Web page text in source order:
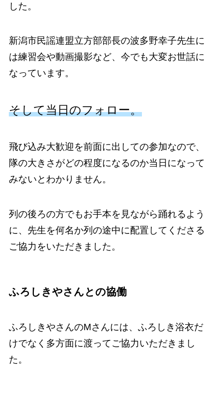
した。
新潟市民謡連盟立方部部長の波多野幸子先生に
は練習会や動画撮影など、今でも大変お世話に
なっています。
そして当日のフォロー。
飛び込み大歓迎を前面に出しての参加なので、
隊の大きさがどの程度になるのか当日になって
みないとわかりません。
列の後ろの方でもお手本を見ながら踊れるよう
に、先生を何名か列の途中に配置してくださる
ご協力をいただきました。
ふろしきやさんとの協働
ふろしきやさんのMさんには、ふろしき浴衣だ
けでなく多方面に渡ってご協力いただきまし
た。